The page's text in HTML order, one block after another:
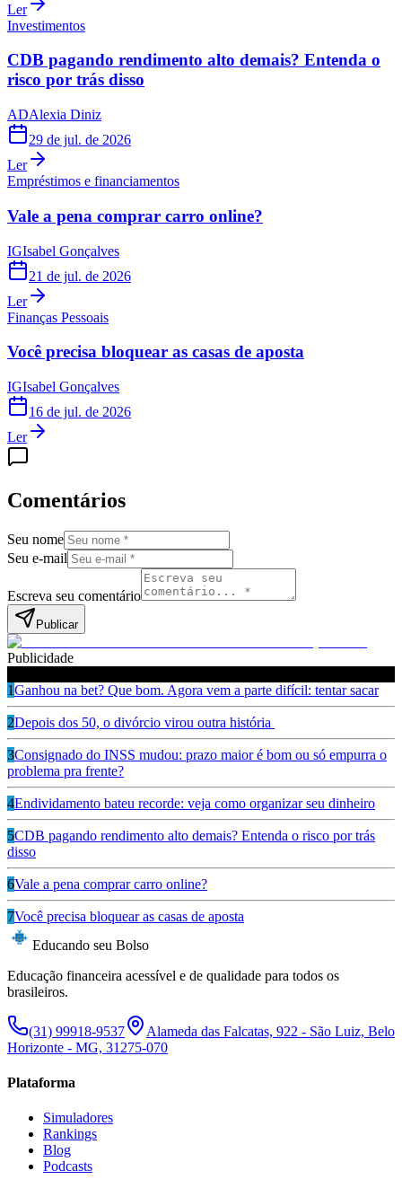
Ler
Investimentos
CDB pagando rendimento alto demais? Entenda o
risco por trás disso
ADAlexia Diniz
29 de jul. de 2026
Ler
Empréstimos e financiamentos
Vale a pena comprar carro online?
IGIsabel Gonçalves
21 de jul. de 2026
Ler
Finanças Pessoais
Você precisa bloquear as casas de aposta
IGIsabel Gonçalves
16 de jul. de 2026
Ler
Comentários
Seu nome
Seu e-mail
Escreva seu comentário
Publicar
Publicidade
1Ganhou na bet? Que bom. Agora vem a parte difícil: tentar sacar
2Depois dos 50, o divórcio virou outra história
3Consignado do INSS mudou: prazo maior é bom ou só empurra o
problema pra frente?
4Endividamento bateu recorde: veja como organizar seu dinheiro
5CDB pagando rendimento alto demais? Entenda o risco por trás
disso
6Vale a pena comprar carro online?
7Você precisa bloquear as casas de aposta
Educando seu Bolso
Educação financeira acessível e de qualidade para todos os
brasileiros.
(31) 99918-9537
Alameda das Falcatas, 922 - São Luiz, Belo
Horizonte - MG, 31275-070
Plataforma
Simuladores
Rankings
Blog
Podcasts